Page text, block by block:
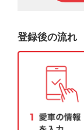
登録後の流れ